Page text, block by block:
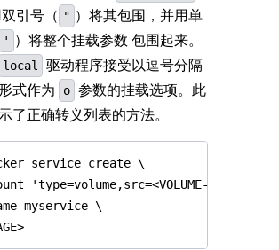
双引号（ " ）将其包围，并用单
'
）将整个挂载参数 包围起来。
local
驱动程序接受以逗号分隔
式作为
o 参数的挂载选项。此
了正确转义列表的方法。
service create